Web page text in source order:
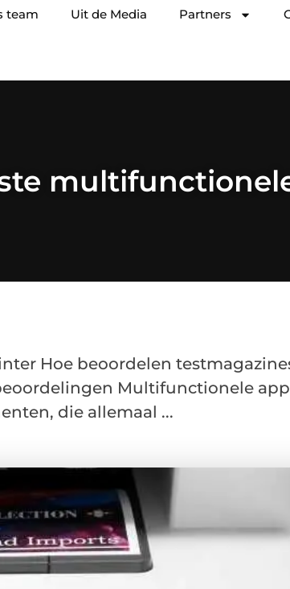
team Uit de Media Partners
Hoe beoordelen
Multifunctionele
die allemaal ...